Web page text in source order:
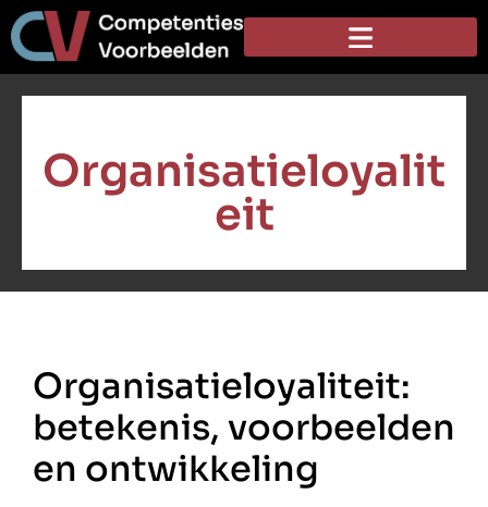
Organisatieloyalit
eit
Organisatieloyaliteit:
betekenis, voorbeelden
en ontwikkeling